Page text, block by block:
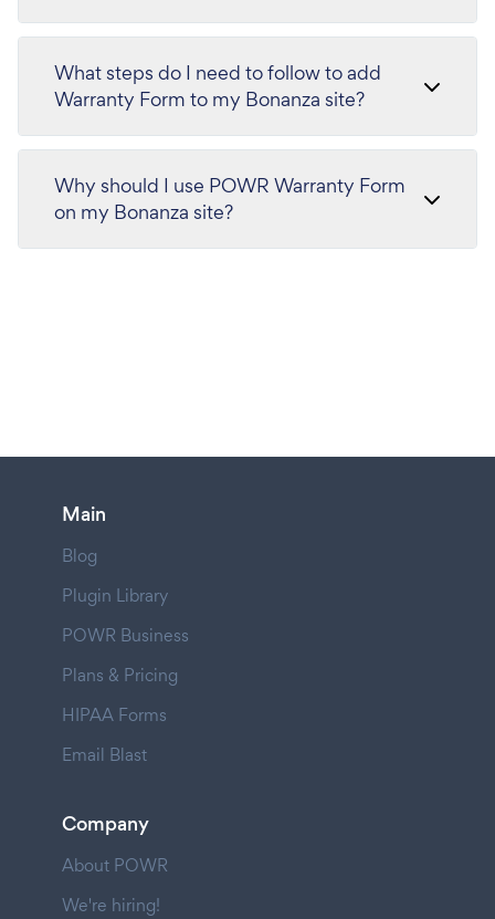
What steps do I need to follow to add
Warranty Form to my Bonanza site?
Why should I use POWR Warranty Form
on my Bonanza site?
Main
Blog
Plugin Library
POWR Business
Plans & Pricing
HIPAA Forms
Email Blast
Company
About POWR
We're hiring!